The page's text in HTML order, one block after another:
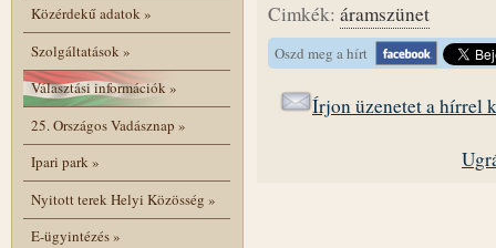
Közérdekű adatok»
Szolgáltatások»
Választási információk»
25. Országos Vadásznap »
Ipari park»
Nyitott terek Helyi Közösség »
E-ügyintézés»
Cimkék: áramszünet
Oszd meg a hírt
Írjon üzenetet a hírrel